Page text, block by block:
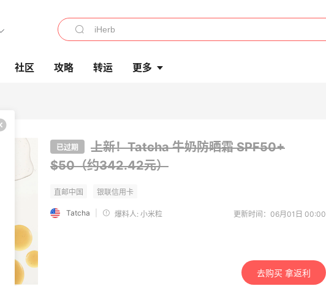
社区 攻略 转运 更多
已过期
上新！Tatcha 牛奶防晒霜 SPF50+
$50（约342.42元）
Tatcha 爆料人: 小米粒 更新时间：06月01日 00:00
去购买 拿返利